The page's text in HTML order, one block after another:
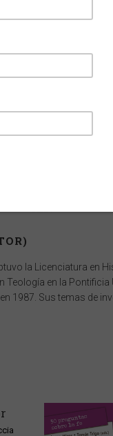
la Licenciatura en
en la
1987. Sus temas de